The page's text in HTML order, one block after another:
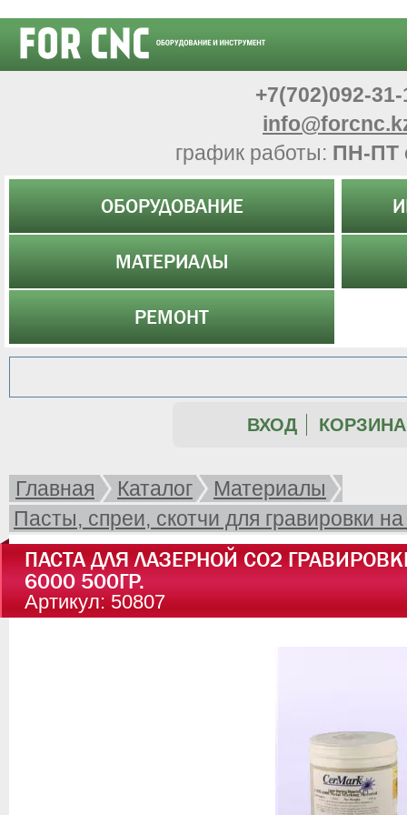
+7(702)092-31-
график работы: ПН-ПТ
ОБОРУДОВАНИЕ
МАТЕРИАЛЫ
РЕМОНТ
ВХОД КОРЗИНА
Главная Каталог
Материалы
Пасты, спреи, скотчи для гравировки
ПАСТА ДЛЯ ЛАЗЕРНОЙ CO2
6000 500ГР.
Артикул: 50807